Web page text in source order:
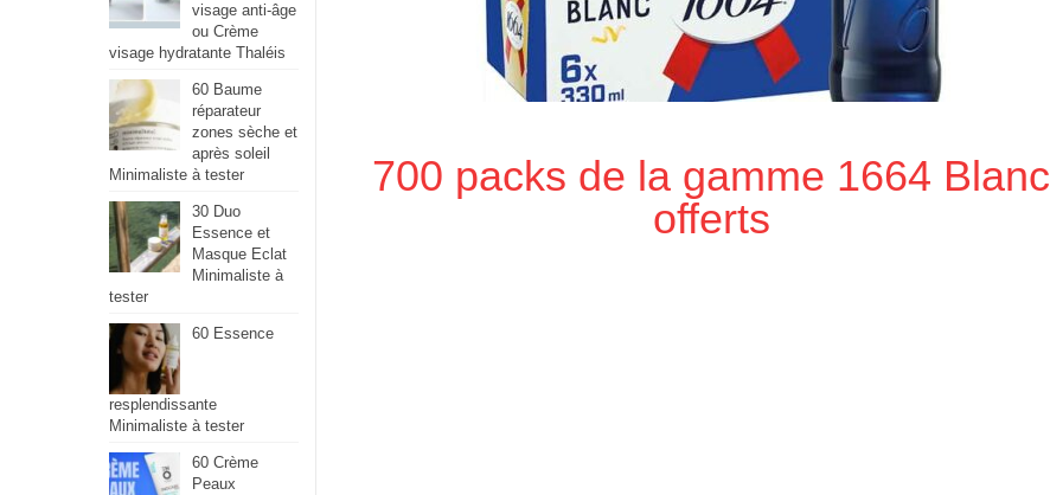
700 packs de la gamme 1664 Blanc
offerts
visage anti-âge
ou Crème
visage hydratante Thaléis
60 Baume
réparateur
zones sèche et
après soleil
Minimaliste à tester
30 Duo
Essence et
Masque Eclat
Minimaliste à
tester
60 Essence
resplendissante
Minimaliste à tester
60 Crème
Peaux